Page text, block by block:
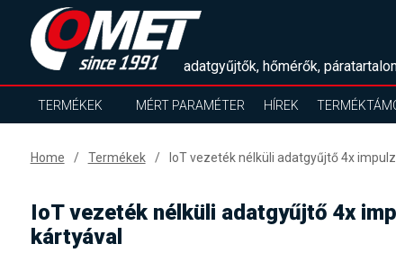
adatgyűjtők, hőmérők,
TERMÉKEK MÉRT PARAMÉTER HÍREK
Home Termékek IoT vezeték nélküli adatgyűjtő 4x
IoT vezeték nélküli adatgyűjtő 4x
kártyával